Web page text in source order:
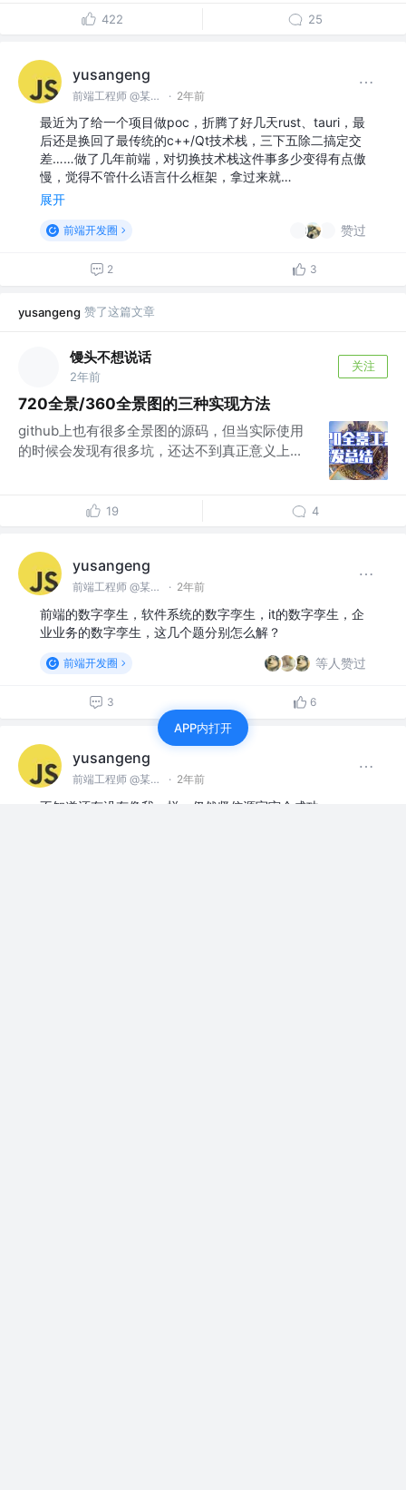
422 25
yusangeng
前端工程师 @某家电企业 · 2年前
最近为了给一个项目做poc，折腾了好几天rust、tauri，最
后还是换回了最传统的c++/Qt技术栈，三下五除二搞定交
差……做了几年前端，对切换技术栈这件事多少变得有点傲
慢，觉得不管什么语言什么框架，拿过来就…
展开
前端开发圈 赞过
2 3
yusangeng 赞了这篇文章
馒头不想说话
2年前
关注
720全景/360全景图的三种实现方法
github上也有很多全景图的源码，但当实际使用
的时候会发现有很多坑，还达不到真正意义上...
19 4
yusangeng
前端工程师 @某家电企业 · 2年前
前端的数字孪生，软件系统的数字孪生，it的数字孪生，企
业业务的数字孪生，这几个题分别怎么解？
前端开发圈 等人赞过
3 6
yusangeng
前端工程师 @某家电企业 · 2年前
不知道还有没有像我一样，仍然坚信源宇宙会成功——
APP内打开